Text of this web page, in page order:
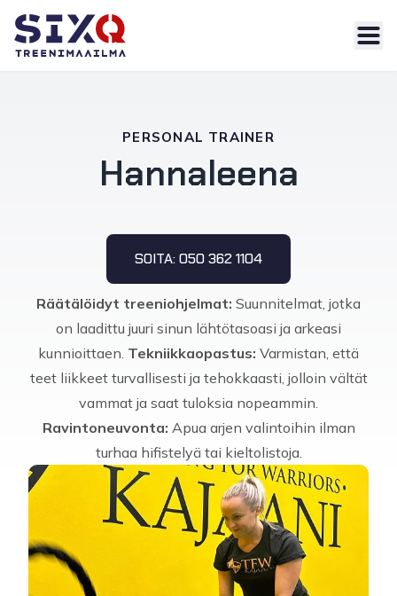
PERSONAL TRAINER
Hannaleena
Räätälöidyt treeniohjelmat: Suunnitelmat, jotka
on laadittu juuri sinun lähtötasoasi ja arkeasi
kunnioittaen. Tekniikkaopastus: Varmistan, että
teet liikkeet turvallisesti ja tehokkaasti, jolloin vältät
vammat ja saat tuloksia nopeammin.
Ravintoneuvonta: Apua arjen valintoihin ilman
turhaa hifistelyä tai kieltolistoja.
SOITA: 050 362 1104